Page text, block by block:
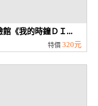
《我的時鐘ＤＩ...
特價 320元